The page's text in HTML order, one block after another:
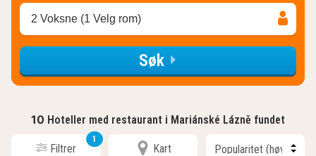
2 Voksne (1 Velg rom)
Søk
10 Hoteller med restaurant i Mariánské Lázně fundet
Filtrer
1
Kart